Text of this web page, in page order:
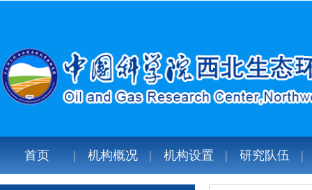
首页 机构概况 机构设置 研究队伍